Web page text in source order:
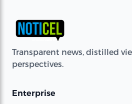
Transparent news, distilled
perspectives.
Enterprise